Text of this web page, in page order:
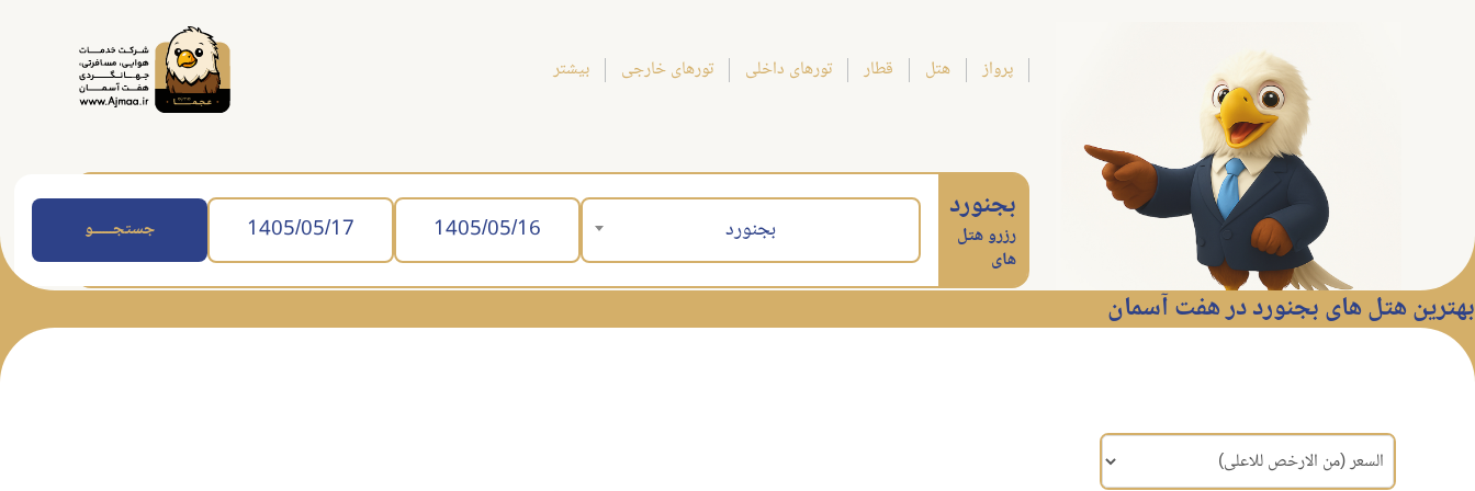
پرواز هتل قطار تورهای داخلی تورهای خارجی بیشتر
بجنورد
رزرو هتل
های
بجنورد جستجــــــو
بهترین هتل های بجنورد در هفت آسمان